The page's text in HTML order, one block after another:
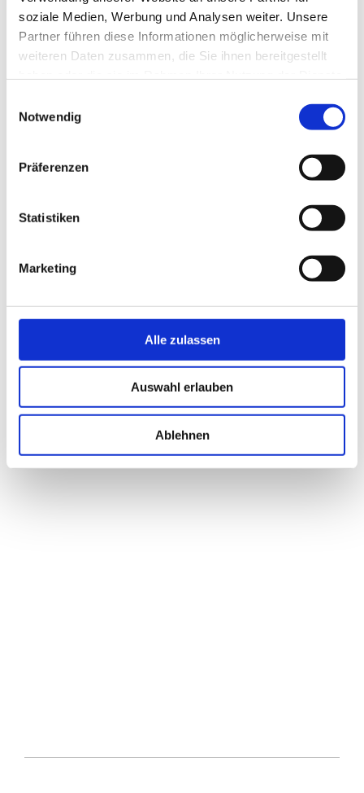
soziale Medien, Werbung und Analysen weiter. Unsere
Partner führen diese Informationen möglicherweise mit
weiteren Daten zusammen, die Sie ihnen bereitgestellt
Notwendig
Präferenzen
Statistiken
Marketing
Alle zulassen
Auswahl erlauben
Ablehnen
___________________________
Max-Planck-Str. 21
95233 Helmbrechts